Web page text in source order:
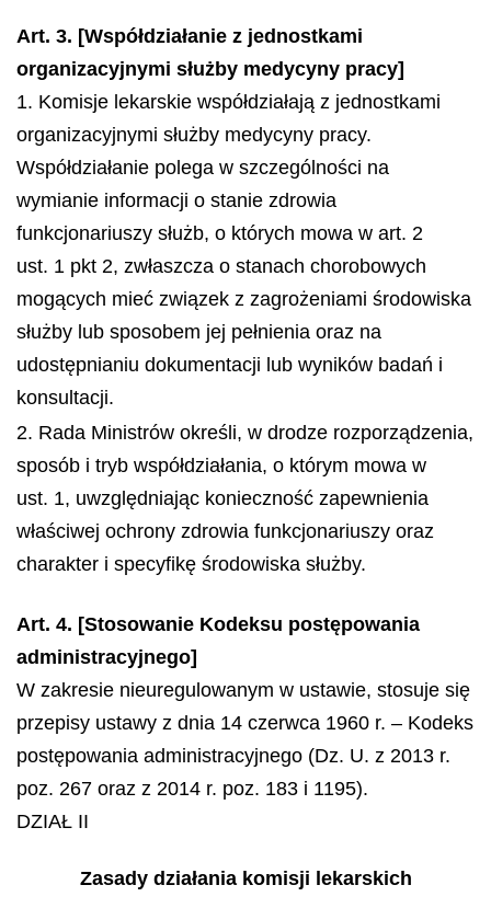
Art. 3. [Współdziałanie z jednostkami
organizacyjnymi służby medycyny pracy]
1. Komisje lekarskie współdziałają z jednostkami
organizacyjnymi służby medycyny pracy.
Współdziałanie polega w szczególności na
wymianie informacji o stanie zdrowia
funkcjonariuszy służb, o których mowa w art. 2
ust. 1 pkt 2, zwłaszcza o stanach chorobowych
mogących mieć związek z zagrożeniami środowiska
służby lub sposobem jej pełnienia oraz na
udostępnianiu dokumentacji lub wyników badań i
konsultacji.
2. Rada Ministrów określi, w drodze rozporządzenia,
sposób i tryb współdziałania, o którym mowa w
ust. 1, uwzględniając konieczność zapewnienia
właściwej ochrony zdrowia funkcjonariuszy oraz
charakter i specyfikę środowiska służby.
Art. 4. [Stosowanie Kodeksu postępowania
administracyjnego]
W zakresie nieuregulowanym w ustawie, stosuje się
przepisy ustawy z dnia 14 czerwca 1960 r. – Kodeks
postępowania administracyjnego (Dz. U. z 2013 r.
poz. 267 oraz z 2014 r. poz. 183 i 1195).
DZIAŁ II
Zasady działania komisji lekarskich